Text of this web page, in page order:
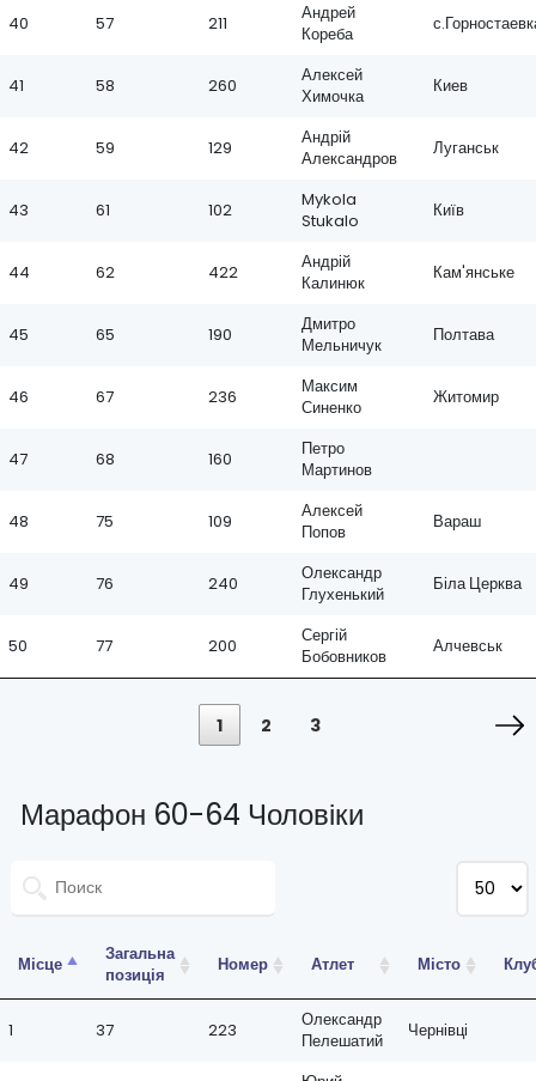
40 57 211
Андрей
Кореба
41 58 260
Алексей
Химочка
Киев
42 59 129
Андрій
Александров
Луганськ
43 61 102
Mykola
Stukalo
Київ
44 62 422
Андрій
Калинюк
Кам'янське
45 65 190
Дмитро
Мельничук
Полтава
46 67 236
Максим
Синенко
Житомир
47 68 160
Петро
Мартинов
48 75 109
Алексей
Попов
Вараш
49 76 240
Олександр
Глухенький
Біла Церква
50 77 200
Сергій
Бобовников
Алчевськ
1 2 3
Марафон 60-64 Чоловіки
Місце
Загальна
позиція
Номер Атлет Місто
1 37 223
Олександр
Пелешатий
Чернівці